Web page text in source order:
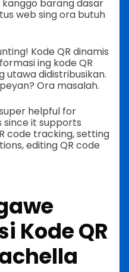
barang dasar
web sing ora butuh
Kode QR dinamis
ing kode QR
utawa didistribusikan.
Ora masalah.
helpful for
it supports
code tracking, setting
editing QR code
Kode QR